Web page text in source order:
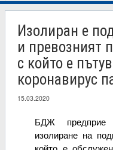
Изолиран е
и превозният
с който е
коронавирус
15.03.2020
БДЖ предприе
изолиране на